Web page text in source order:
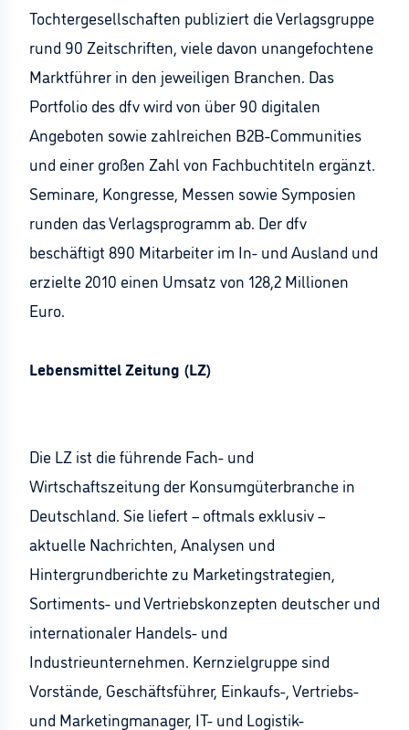
Tochtergesellschaften publiziert die Verlagsgruppe
rund 90 Zeitschriften, viele davon unangefochtene
Marktführer in den jeweiligen Branchen. Das
Portfolio des dfv wird von über 90 digitalen
Angeboten sowie zahlreichen B2B-Communities
und einer großen Zahl von Fachbuchtiteln ergänzt.
Seminare, Kongresse, Messen sowie Symposien
runden das Verlagsprogramm ab. Der dfv
beschäftigt 890 Mitarbeiter im In- und Ausland und
erzielte 2010 einen Umsatz von 128,2 Millionen
Euro.
Lebensmittel Zeitung (LZ)
Die LZ ist die führende Fach- und
Wirtschaftszeitung der Konsumgüterbranche in
Deutschland. Sie liefert – oftmals exklusiv –
aktuelle Nachrichten, Analysen und
Hintergrundberichte zu Marketingstrategien,
Sortiments- und Vertriebskonzepten deutscher und
internationaler Handels- und
Industrieunternehmen. Kernzielgruppe sind
Vorstände, Geschäftsführer, Einkaufs-, Vertriebs-
und Marketingmanager, IT- und Logistik-